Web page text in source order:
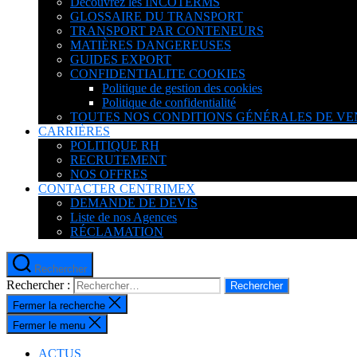
GLOSSAIRE DU TRANSPORT
TRANSPORT PAR CONTENEURS
MATIÈRES DANGEREUSES
GUIDES EXPORT
CONFIDENTIALITE COOKIES
Politique de gestion des cookies
Politique de confidentialité
TOUTES NOS CONDITIONS GÉNÉRALES DE
CARRIÈRES
POLITIQUE RH
RECRUTEMENT
NOS OFFRES
CONTACTER CENTRIMEX
DEMANDE DE DEVIS
Liste de nos Agences
RÉCLAMATION
Rechercher
Rechercher :
Fermer la recherche
Fermer le menu
ACTUS